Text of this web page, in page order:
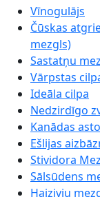
Vīnogulājs
Čūskas
mezgls)
Sastatņu
Vārpstas
Ideāla cilpa
Nedzirdīgo
Kanādas
Ešlijas
Stividora
Sālsūdens
Haizivju